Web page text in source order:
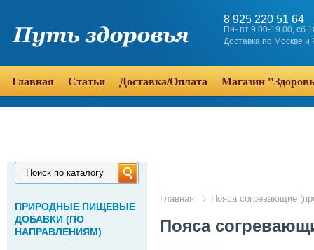
8 925 220 51 64
Пн- пт 9.00-19.00, сб
Доставка по Москве и
Главная Статьи Доставка/Оплата Магазин
Поиск по каталогу
ПРИРОДНЫЕ ПИЩЕВЫЕ
ДОБАВКИ (ПО
НАПРАВЛЕНИЯМ)
Главная Пояса согревающие
Пояса